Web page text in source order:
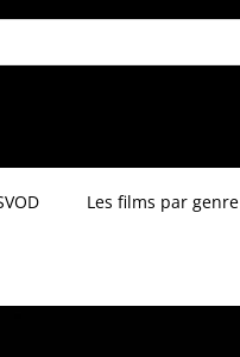
Les films par genre